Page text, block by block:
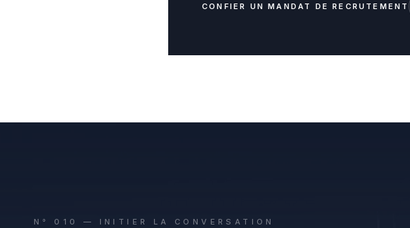
CONFIER UN MANDAT DE RECRUTEMENT
N° 010 — INITIER LA CONVERSATION